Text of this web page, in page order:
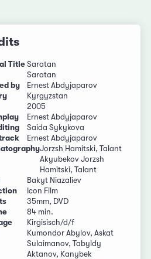
TitleSaratan
Saratan
by
Ernest Abdyjaparov
Kyrgyzstan
2005
Ernest Abdyjaparov
Saida Sykykova
Ernest Abdyjaparov
Jorzsh Hamitski, Talant
Akyubekov Jorzsh
Hamitski, Talant
Bakyt Niazaliev
Icon Film
35mm, DVD
84 min.
Kirgisisch/d/f
Kumondor Abylov, Askat
Sulaimanov, Tabyldy
Aktanov, Kanybek